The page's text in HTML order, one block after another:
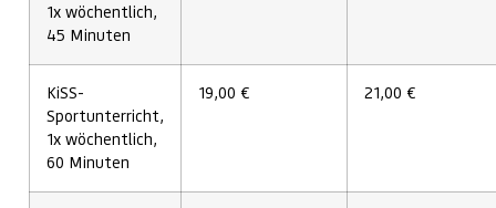
1x wöchentlich,
45 Minuten
KiSS-
Sportunterricht,
1x wöchentlich,
60 Minuten
19,00 € 21,00 €